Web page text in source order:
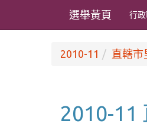
選舉黃頁 行政
2010-11 直轄市
2010-11